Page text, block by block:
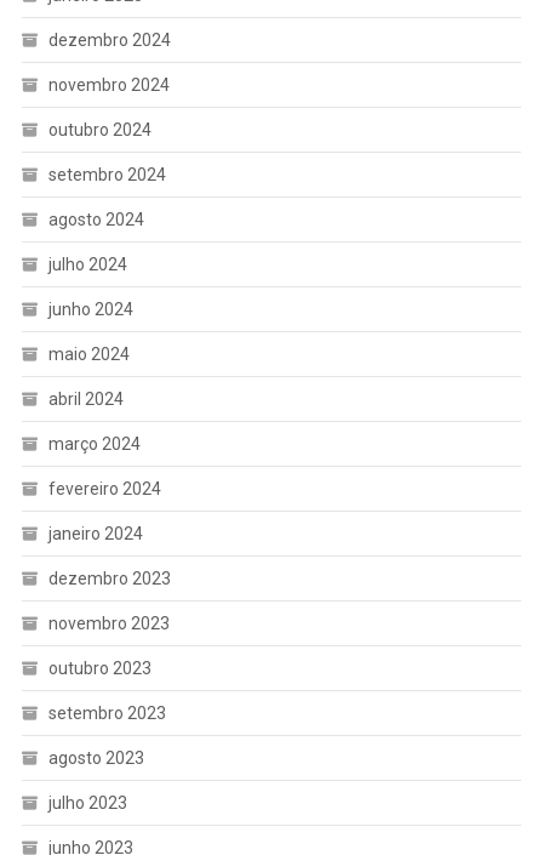
dezembro 2024
novembro 2024
outubro 2024
setembro 2024
agosto 2024
julho 2024
junho 2024
maio 2024
abril 2024
março 2024
fevereiro 2024
janeiro 2024
dezembro 2023
novembro 2023
outubro 2023
setembro 2023
agosto 2023
julho 2023
junho 2023